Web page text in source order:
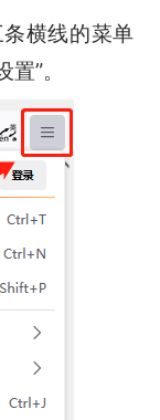
横线的菜单
”。